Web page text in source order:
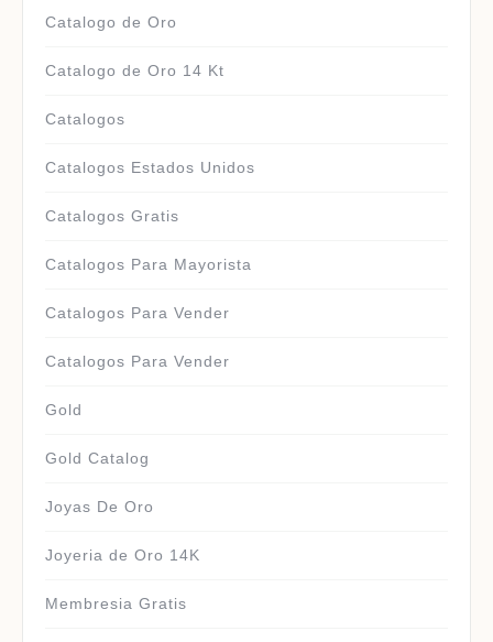
Catalogo de Oro
Catalogo de Oro 14 Kt
Catalogos
Catalogos Estados Unidos
Catalogos Gratis
Catalogos Para Mayorista
Catalogos Para Vender
Catalogos Para Vender
Gold
Gold Catalog
Joyas De Oro
Joyeria de Oro 14K
Membresia Gratis